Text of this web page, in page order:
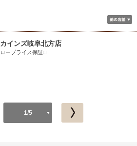
カインズ岐阜北方店
ロープライス保証□
1/5